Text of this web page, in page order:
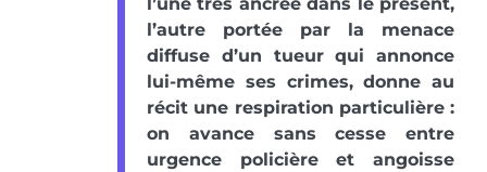
l’autre portée par la menace
diffuse d’un tueur qui annonce
lui-même ses crimes, donne au
récit une respiration particulière :
on avance sans cesse entre
urgence policière et angoisse